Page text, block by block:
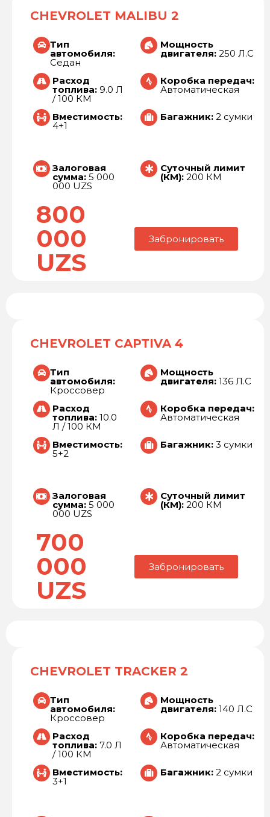
CHEVROLET MALIBU 2
Тип
автомобиля:
Седан
Мощность
двигателя:250 Л.С
Расход
топлива: 9.0 Л
/ 100 КМ
Коробка передач:
Автоматическая
Вместимость:
4+1
Багажник:2 сумки
Залоговая
сумма: 5 000
000 UZS
Суточный лимит
(КМ):200 КМ
800
000
UZS
Забронировать
CHEVROLET CAPTIVA 4
Тип
автомобиля:
Кроссовер
Мощность
двигателя:136 Л.С
Расход
топлива: 10.0
Л / 100 КМ
Коробка передач:
Автоматическая
Вместимость:
5+2
Багажник:3 сумки
Залоговая
сумма: 5 000
000 UZS
Суточный лимит
(КМ):200 КМ
700
000
UZS
Забронировать
CHEVROLET TRACKER 2
Тип
автомобиля:
Кроссовер
Мощность
двигателя:140 Л.С
Расход
топлива: 7.0 Л
/ 100 КМ
Коробка передач:
Автоматическая
Вместимость:
3+1
Багажник:2 сумки